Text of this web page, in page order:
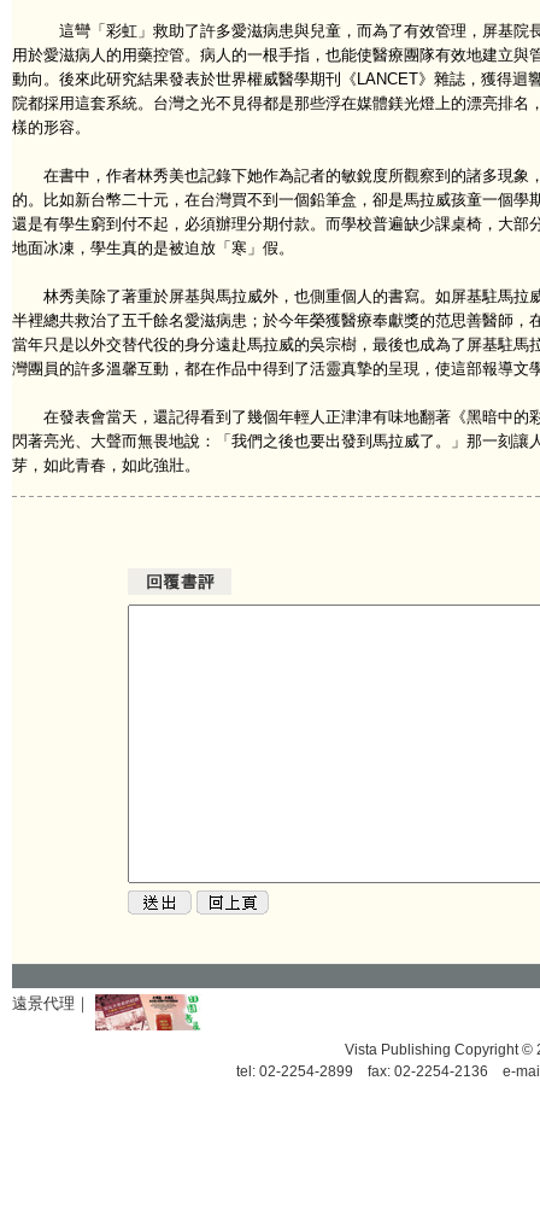
這彎「彩虹」救助了許多愛滋病患與兒童，而為了有效管理，屏基院
用於愛滋病人的用藥控管。病人的一根手指，也能使醫療團隊有效地建立與
動向。後來此研究結果發表於世界權威醫學期刊《LANCET》雜誌，獲得迴
院都採用這套系統。台灣之光不見得都是那些浮在媒體鎂光燈上的漂亮排名
樣的形容。
在書中，作者林秀美也記錄下她作為記者的敏銳度所觀察到的諸多現象
的。比如新台幣二十元，在台灣買不到一個鉛筆盒，卻是馬拉威孩童一個學
還是有學生窮到付不起，必須辦理分期付款。而學校普遍缺少課桌椅，大部
地面冰凍，學生真的是被迫放「寒」假。
林秀美除了著重於屏基與馬拉威外，也側重個人的書寫。如屏基駐馬拉
半裡總共救治了五千餘名愛滋病患；於今年榮獲醫療奉獻獎的范思善醫師，
當年只是以外交替代役的身分遠赴馬拉威的吳宗樹，最後也成為了屏基駐馬
灣團員的許多溫馨互動，都在作品中得到了活靈真摯的呈現，使這部報導文
在發表會當天，還記得看到了幾個年輕人正津津有味地翻著《黑暗中的
閃著亮光、大聲而無畏地說：「我們之後也要出發到馬拉威了。」那一刻
芽，如此青春，如此強壯。
遠景代理｜
Vista Publishing Copyright ©
tel: 02-2254-2899 fax: 02-2254-2136 e-